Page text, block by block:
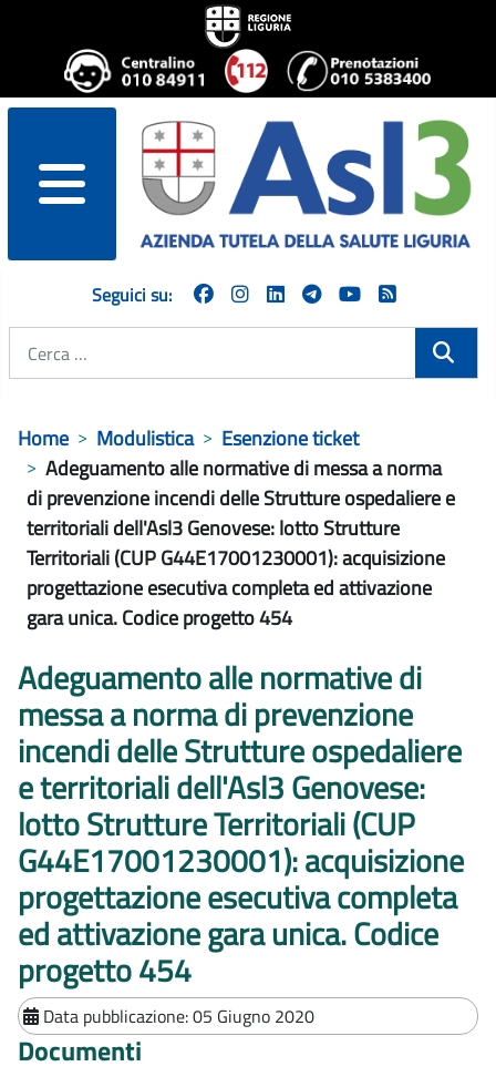
menu
Seguici su:
Home Modulistica
Esenzione ticket
Adeguamento alle normative di messa a norma
di prevenzione incendi delle Strutture ospedaliere e
territoriali dell'Asl3 Genovese: lotto Strutture
Territoriali (CUP G44E17001230001): acquisizione
progettazione esecutiva completa ed attivazione
gara unica. Codice progetto 454
Adeguamento alle normative di
messa a norma di prevenzione
incendi delle Strutture ospedaliere
e territoriali dell'Asl3 Genovese:
lotto Strutture Territoriali (CUP
G44E17001230001): acquisizione
progettazione esecutiva completa
ed attivazione gara unica. Codice
progetto 454
Data pubblicazione:05 Giugno 2020
Documenti